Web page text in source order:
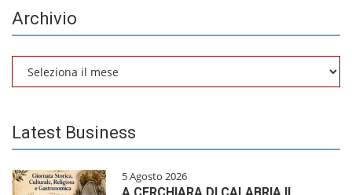
Archivio
Latest Business
5 Agosto 2026